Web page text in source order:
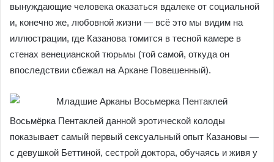
вынуждающие человека оказаться вдалеке от социальной
и, конечно же, любовной жизни — всё это мы видим на
иллюстрации, где Казанова томится в тесной камере в
стенах венецианской тюрьмы (той самой, откуда он
впоследствии сбежал на Аркане Повешенный).
Восьмёрка Пентаклей данной эротической колоды
показывает самый первый сексуальный опыт Казановы —
с девушкой Беттиной, сестрой доктора, обучаясь и живя у